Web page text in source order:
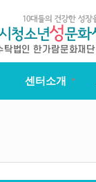
센터소개